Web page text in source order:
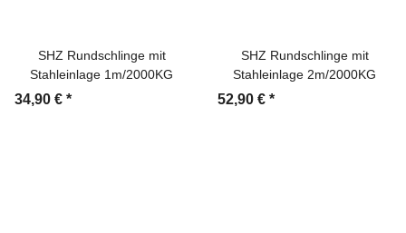
SHZ Rundschlinge mit
Stahleinlage 1m/2000KG
34,90 € *
SHZ Rundschlinge mit
Stahleinlage 2m/2000KG
52,90 € *